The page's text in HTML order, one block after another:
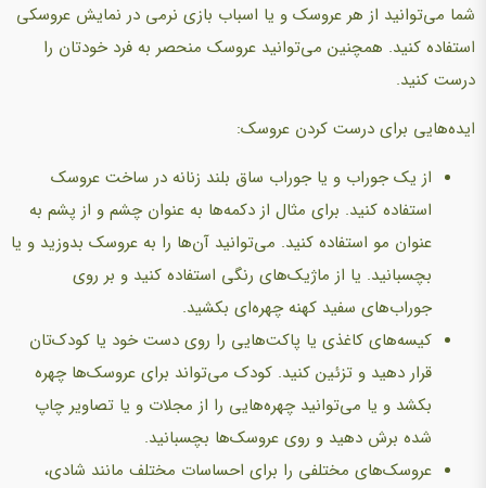
شما مي‌توانيد از هر عروسک و يا اسباب بازی نرمی در نمایش عروسکی
استفاده کنيد. همچنين مي‌توانيد عروسک منحصر به فرد خودتان را
درست کنيد.
ايده‌هايی برای درست کردن عروسک:
از يک جوراب و يا جوراب ساق بلند زنانه در ساخت عروسک
استفاده کنيد. برای مثال از دکمه‌ها به عنوان چشم و از پشم به
عنوان مو استفاده کنید. می‌توانید آن‌ها را به عروسک بدوزید و یا
بچسبانید. یا از ماژیک‌های رنگی استفاده کنید و بر روی
جوراب‌های سفید کهنه چهره‌ای بکشید.
کیسه‌های کاغذی یا پاکت‌هایی را روی دست خود یا کودک‌تان
قرار دهید و تزئین کنید. کودک می‌تواند برای عروسک‌ها چهره
بکشد و یا می‌توانید چهره‌هایی را از مجلات و یا تصاویر چاپ
شده برش دهید و روی عروسک‌ها بچسبانید.
عروسک‌های مختلفی را برای احساسات مختلف مانند شادی،